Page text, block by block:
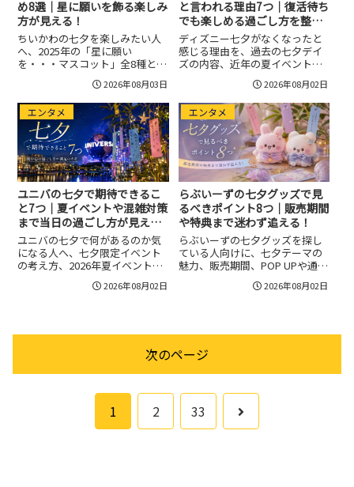
め8選｜星に願いを飾る楽しみ
方が見える！
ちいかわの七夕を楽しみたい人
へ、2025年の「星に願い
を・・・マスコット」全8種と
2024年の「七夕だねマスコッ
ト」の違い、飾り方、短冊の願
い事例、公式販売や再入荷の確
認方法、中古購入時の注意点ま
でまとめました。
2026年08月03日
と言われる理由7つ｜復活待ち
でも楽しめる過ごし方を整
理！
ディズニー七夕がなくなったと
感じる理由を、過去の七夕デイ
ズの内容、近年の夏イベントへ
の変化、復活未定と考えられる
背景から整理します。七夕グリ
ーティングや短冊体験を期待し
ている人に向けて、来園前に見
るべき予定、グッズやメニュー
の確認、パーク周辺で七夕気分
を楽しむ方法まで紹介します。
2026年08月02日
エンタメ
ユニバの七夕で期待できるこ
と7つ｜夏イベントや混雑対策
まで当日の過ごし方が見え
る！
ユニバの七夕で何があるのか気
になる人へ、七夕限定イベント
の考え方、2026年夏イベントと
の重なり、デートや子連れでの
過ごし方、夜の写真スポットの
めの計画づくりに役立つ内容で
2026年08月02日
エンタメ
らぶいーずの七夕グッズで見
るべきポイント8つ｜販売期間
や特典まで迷わず追える！
らぶいーずの七夕グッズを探し
ている人向けに、七夕テーマの
魅力、販売期間、POP UPや通販
の見方、購入特典、完売リス
ク、後悔しにくい選び方を整理
2026年08月02日
次のページ
1 2 33
次